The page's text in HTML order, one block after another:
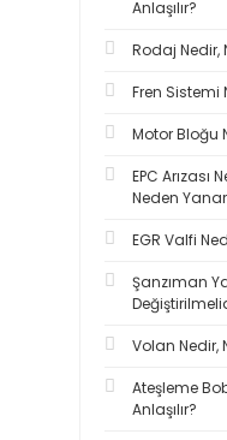
Anlaşılır?
Rodaj Nedir,
Fren Sistemi
Motor Bloğu
EPC Arızası
Neden
EGR Valfi
Şanzıman
Volan Nedir,
Ateşleme
Anlaşılır?